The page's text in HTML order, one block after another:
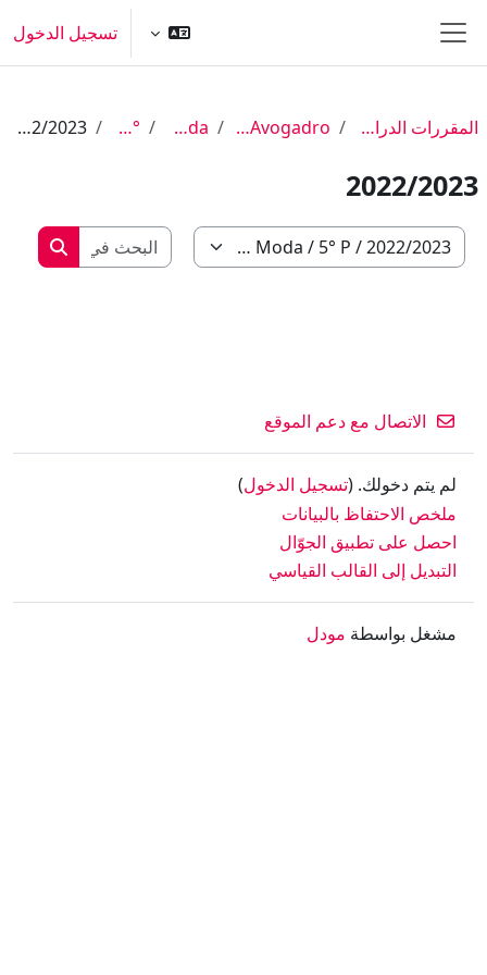
واجهة جانبية
تسجيل الدخول
المقررات الدراسية IIS Avogadro
Moda
5° P
2022/2023
2022/2023
تصنيفات المقررات
البحث في
البحث
الاتصال مع دعم الموقع
لم يتم دخولك. (تسجيل الدخول)
ملخص الاحتفاظ بالبيانات
احصل على تطبيق الجوّال
التبديل إلى القالب القياسي
مشغل بواسطة مودل